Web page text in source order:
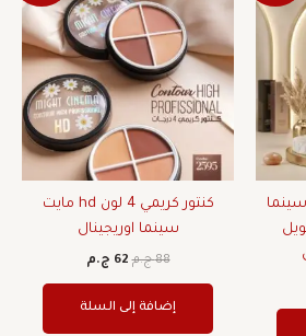
كنتور كريمي 4 لون hd مايت
سينما اوريجينال
88 ج.م
هو:
88 ج.م.
62 ج.م
هو:
62 ج.م.
إضافة إلى السلة